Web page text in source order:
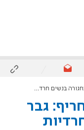
בנשים חרדיות
גבר